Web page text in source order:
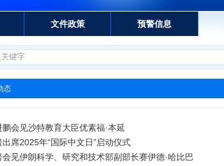
文件政策 预警信息
态
会见沙特教育大臣优素福·本延
席2025年“国际中文日”启动仪式
会见伊朗科学、研究和技术部副部长赛伊德·哈比巴